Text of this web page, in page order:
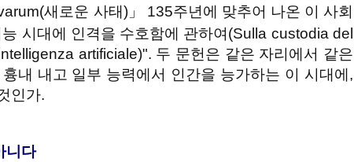
새로운 사태)」 135주년에 맞추어 나온 이 사회
시대에 인격을 수호함에 관하여(Sulla custodia del
artificiale)". 두 문헌은 같은 자리에서 같은
내 내고 일부 능력에서 인간을 능가하는 이 시대에,
인가.
니다